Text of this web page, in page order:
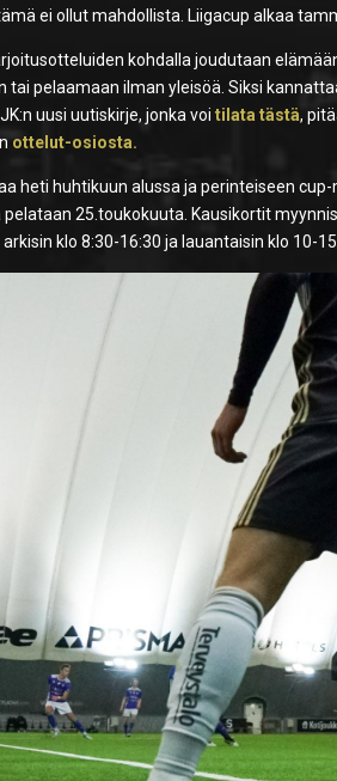
ei ollut mahdollista. Liigacup alkaa
kohdalla joudutaan
tai pelaamaan ilman yleisöä. Siksi
uusi uutiskirje, jonka voitilata tästä,
ottelut-osiosta.
heti huhtikuun alussa ja perinteiseen
pelataan 25.toukokuuta. Kausikortit
klo 8:30-16:30 ja lauantaisin klo 10-